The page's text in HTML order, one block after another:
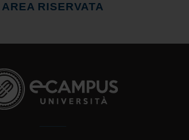
AREA RISERVATA